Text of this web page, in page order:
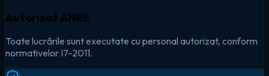
Autorizat ANRE
Toate lucrările sunt executate cu personal autorizat, conform
normativelor I7-2011.